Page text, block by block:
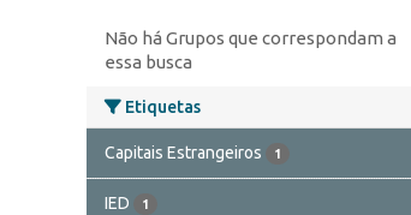
Não há Grupos que correspondam a
essa busca
Etiquetas
Capitais Estrangeiros 1
IED 1